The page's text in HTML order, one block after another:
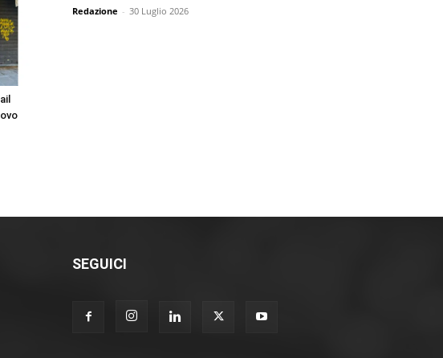
Redazione - 30 Luglio 2026
SEGUICI